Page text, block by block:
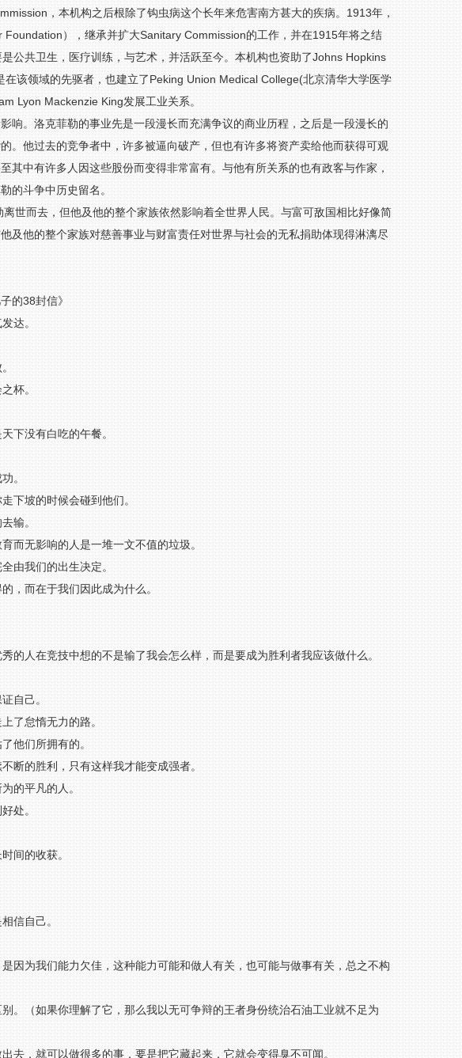
，本机构之后根除了钩虫病这个长年来危害南方甚大的疾病。1913年，
），继承并扩大Sanitary Commission的工作，并在1915年将之结
公共卫生，医疗训练，与艺术，并活跃至今。本机构也资助了Johns Hopkins
该领域的先驱者，也建立了Peking Union Medical College(北京清华大学医学
Lyon Mackenzie King发展工业关系。
响。洛克菲勒的事业先是一段漫长而充满争议的商业历程，之后是一段漫长的
。他过去的竞争者中，许多被逼向破产，但也有许多将资产卖给他而获得可观
其中有许多人因这些股份而变得非常富有。与他有所关系的也有政客与作家，
的斗争中历史留名。
世而去，但他及他的整个家族依然影响着全世界人民。与富可敌国相比好像简
及他的整个家族对慈善事业与财富责任对世界与社会的无私捐助体现得淋漓尽
的38封信》
达。
杯。
下没有白吃的午餐。
。
下坡的时候会碰到他们。
输。
而无影响的人是一堆一文不值的垃圾。
由我们的出生决定。
，而在于我们因此成为什么。
的人在竞技中想的不是输了我会怎么样，而是要成为胜利者我应该做什么。
自己。
了怠惰无力的路。
他们所拥有的。
断的胜利，只有这样我才能变成强者。
的平凡的人。
处。
间的收获。
信自己。
因为我们能力欠佳，这种能力可能和做人有关，也可能与做事有关，总之不构
。（如果你理解了它，那么我以无可争辩的王者身份统治石油工业就不足为
去，就可以做很多的事，要是把它藏起来，它就会变得臭不可闻。